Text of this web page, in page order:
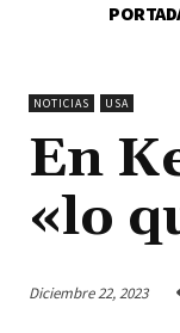
NOTICIAS USA
En
«lo
Diciembre 22, 2023